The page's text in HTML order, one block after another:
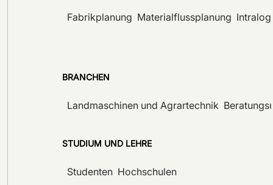
Fabrikplanung Materialflussplanung
BRANCHEN
Landmaschinen und Agrartechnik
STUDIUM UND LEHRE
Studenten Hochschulen